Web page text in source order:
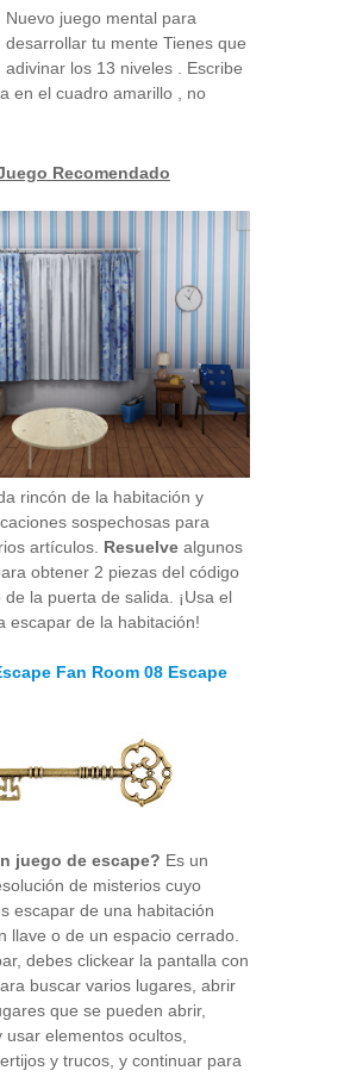
Nuevo juego mental para
desarrollar tu mente Tienes que
adivinar los 13 niveles . Escribe
en el cuadro amarillo , no
Recomendado
rincón de la habitación y
sospechosas para
artículos. Resuelve algunos
obtener 2 piezas del código
la puerta de salida. ¡Usa el
escapar de la habitación!
Fan Room 08 Escape
juego de escape? Es un
de misterios cuyo
escapar de una habitación
llave o de un espacio cerrado.
debes clickear la pantalla con
buscar varios lugares, abrir
que se pueden abrir,
usar elementos ocultos,
y trucos, y continuar para